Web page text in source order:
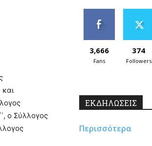
και
ο Σύλλογος
3,666
Fans
374
Followers
ΕΚΔΗΛΩΣΕΙΣ
Περισσότερα